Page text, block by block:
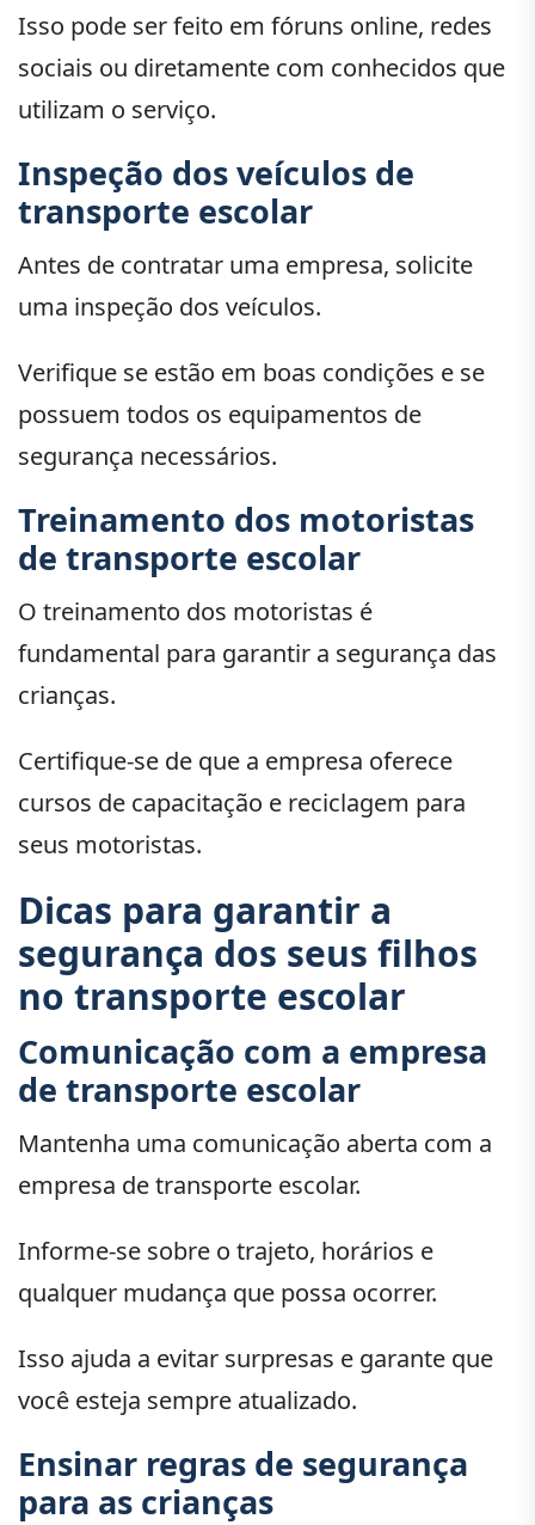
Isso pode ser feito em fóruns online, redes
sociais ou diretamente com conhecidos que
utilizam o serviço.
Inspeção dos veículos de
transporte escolar
Antes de contratar uma empresa, solicite
uma inspeção dos veículos.
Verifique se estão em boas condições e se
possuem todos os equipamentos de
segurança necessários.
Treinamento dos motoristas
de transporte escolar
O treinamento dos motoristas é
fundamental para garantir a segurança das
crianças.
Certifique-se de que a empresa oferece
cursos de capacitação e reciclagem para
seus motoristas.
Dicas para garantir a
segurança dos seus filhos
no transporte escolar
Comunicação com a empresa
de transporte escolar
Mantenha uma comunicação aberta com a
empresa de transporte escolar.
Informe-se sobre o trajeto, horários e
qualquer mudança que possa ocorrer.
Isso ajuda a evitar surpresas e garante que
você esteja sempre atualizado.
Ensinar regras de segurança
para as crianças